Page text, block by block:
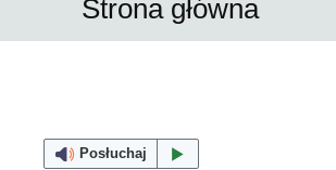
Strona główna
Posłuchaj